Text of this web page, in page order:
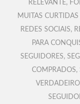
RELEVANTE,
MUITAS
REDES SOCIAIS,
PARA
SEGUIDORES,
COMPRADOS,